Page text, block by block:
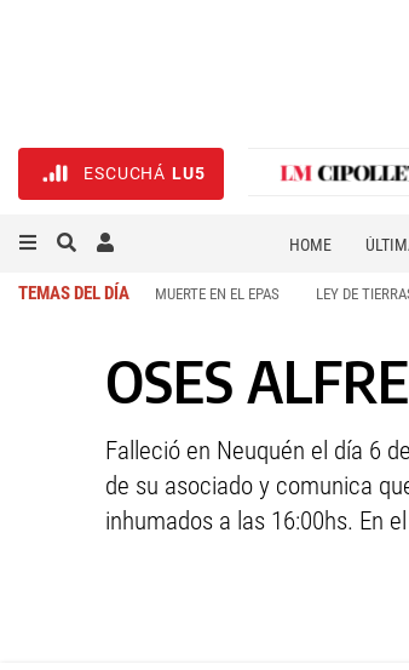
ESCUCHÁ LU5
HOME
TEMAS DEL DÍA MUERTE EN EL EPAS LEY DE
OSES
Falleció en Neuquén el día 6
de su asociado y comunica
inhumados a las 16:00hs. En